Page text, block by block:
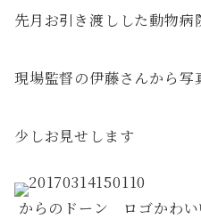
先月お引き渡しした動物病
現場監督の伊藤さんから写
少しお見せします
からのドーン ロゴかわい